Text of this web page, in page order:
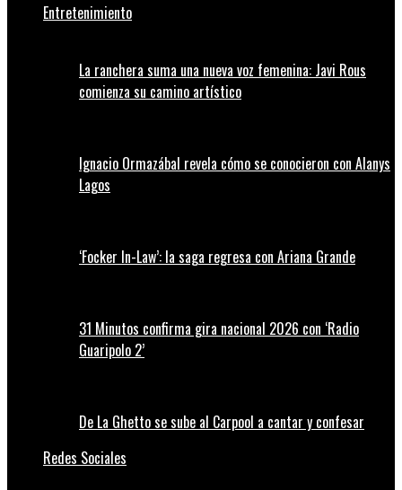
Entretenimiento
La ranchera suma una nueva voz femenina: Javi Rous
comienza su camino artístico
Ignacio Ormazábal revela cómo se conocieron con Alanys
Lagos
‘Focker In-Law’: la saga regresa con Ariana Grande
31 Minutos confirma gira nacional 2026 con ‘Radio
Guaripolo 2’
De La Ghetto se sube al Carpool a cantar y confesar
Redes Sociales